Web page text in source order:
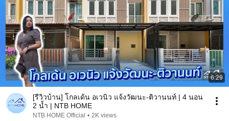
6:29
[รีวิวบ้าน] โกลเด้น อเวนิว แจ้งวัฒนะ-ติวานนท์ | 4 นอน
2 น้ำ | NTB HOME
NTB HOME Official • 2K views